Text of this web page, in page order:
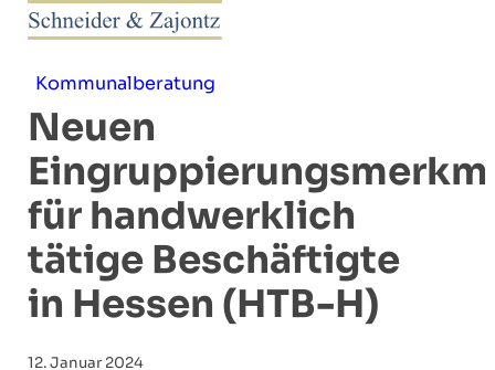
Kommunalberatung
Neuen
für handwerklich
tätige Beschäftigte
in Hessen (HTB-H)
12. Januar 2024